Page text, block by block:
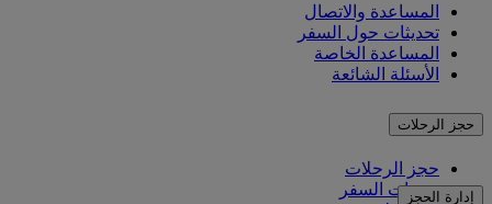
المساعدة والاتصال
تحديثات حول السفر
المساعدة الخاصة
الأسئلة الشائعة
حجز الرحلات
حجز الرحلات
خدمات السفرإدارة الحجز